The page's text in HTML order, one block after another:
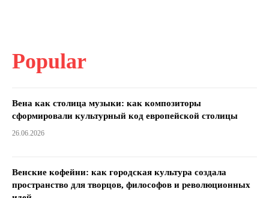
Popular
Вена как столица музыки: как композиторы
сформировали культурный код европейской столицы
26.06.2026
Венские кофейни: как городская культура создала
пространство для творцов, философов и революционных